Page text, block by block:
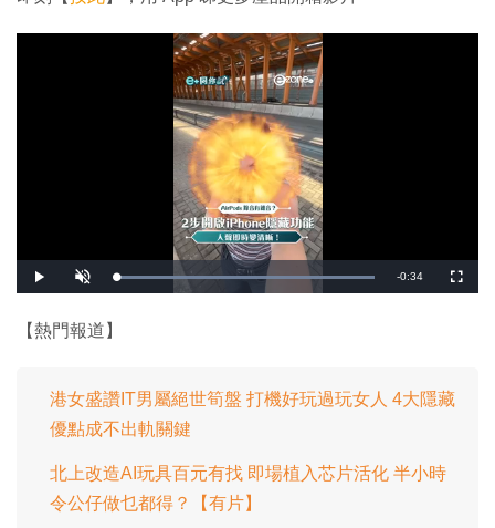
播
放
開
啟
載
入
0
%
剩
-0:34
全
螢
【熱門報道】
港女盛讚IT男屬絕世筍盤 打機好玩過玩女人 4大隱藏
優點成不出軌關鍵
北上改造AI玩具百元有找 即場植入芯片活化 半小時
令公仔做乜都得？【有片】